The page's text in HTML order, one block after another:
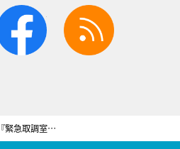
facebook
『緊急取調室』“連ドラ最後の事件”開幕！玉山鉄二＆大橋和也を相手に熾烈な取調べ